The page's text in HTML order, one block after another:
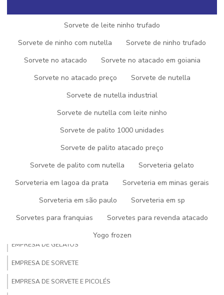
Sorvete de leite ninho trufado
Sorvete de ninho com nutella
Sorvete de ninho trufado
Sorvete no atacado
Sorvete no atacado em goiania
Sorvete no atacado preço
Sorvete de nutella
Sorvete de nutella industrial
Sorvete de nutella com leite ninho
Sorvete de palito 1000 unidades
Sorvete de palito atacado preço
Sorvete de palito com nutella
Sorveteria gelato
Sorveteria em lagoa da prata
Sorveteria em minas gerais
Sorveteria em são paulo
Sorveteria em sp
Sorvetes para franquias
Sorvetes para revenda atacado
Yogo frozen
INFORMAÇÕES
AÇAI NO ATACADO
AÇAI NO ATACADO PREÇO
AÇAI PRONTO PARA REVENDA
AÇAI PARA REVENDA
AÇAI PARA VENDER
EMPRESA DE GELATOS
EMPRESA DE SORVETE
EMPRESA DE SORVETE E PICOLÉS